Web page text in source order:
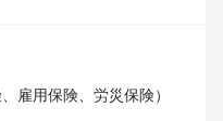
雇用保険、労災保険）